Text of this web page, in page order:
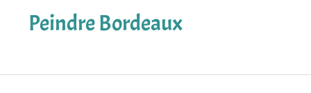
Peindre Bordeaux